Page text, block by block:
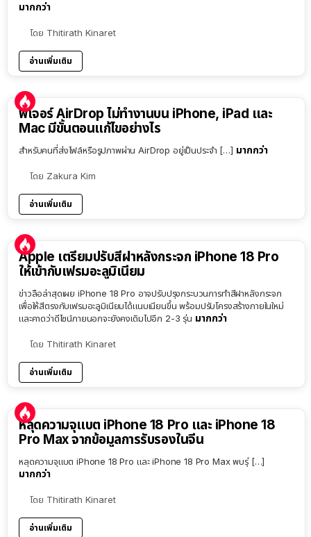
มากกว่า
โดย Thitirath Kinaret
อ่านเพิ่มเติม
ฟีเจอร์ AirDrop ไม่ทำงานบน iPhone, iPad และ
Mac มีขั้นตอนแก้ไขอย่างไร
สำหรับคนที่ส่งไฟล์หรือรูปภาพผ่าน AirDrop อยู่เป็นประจำ […] มากกว่า
โดย Zakura Kim
อ่านเพิ่มเติม
Apple เตรียมปรับสีฝาหลังกระจก iPhone 18 Pro
ให้เข้ากับเฟรมอะลูมิเนียม
ข่าวลือล่าสุดเผย iPhone 18 Pro อาจปรับปรุงกระบวนการทำสีฝาหลังกระจก
เพื่อให้สีตรงกับเฟรมอะลูมิเนียมได้แนบเนียนขึ้น พร้อมปรับโครงสร้างภายในใหม่
และคาดว่าดีไซน์ภายนอกจะยังคงเดิมไปอีก 2-3 รุ่น มากกว่า
โดย Thitirath Kinaret
อ่านเพิ่มเติม
หลุดความจุแบต iPhone 18 Pro และ iPhone 18
Pro Max จากข้อมูลการรับรองในจีน
หลุดความจุแบต iPhone 18 Pro และ iPhone 18 Pro Max พบรุ่ […]
มากกว่า
โดย Thitirath Kinaret
อ่านเพิ่มเติม